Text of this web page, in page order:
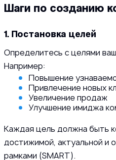
Шаги по созданию
1. Постановка целей
Определитесь с целями
Например:
Повышение
Привлечение новых
Увеличение продаж
Улучшение имиджа
Каждая цель должна быть
достижимой, актуальной и
рамками (SMART).